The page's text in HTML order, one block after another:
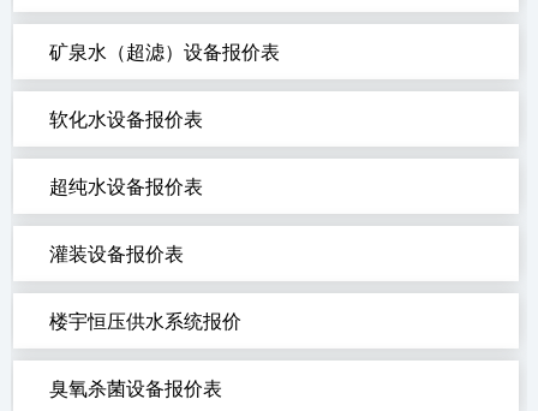
矿泉水（超滤）设备报价表
软化水设备报价表
超纯水设备报价表
灌装设备报价表
楼宇恒压供水系统报价
臭氧杀菌设备报价表